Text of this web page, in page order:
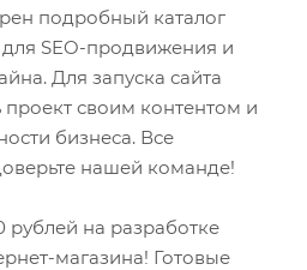
подробный каталог
SEO-продвижения и
Для запуска сайта
проект своим контентом и
бизнеса. Все
нашей команде!
рублей на разработке
магазина! Готовые